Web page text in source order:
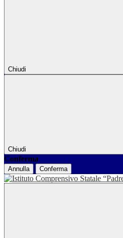
Chiudi
Chiudi
Conferma
Annulla Conferma